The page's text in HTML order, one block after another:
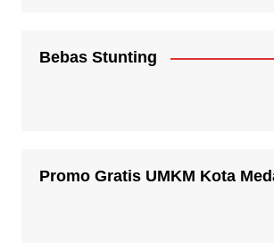
Bebas Stunting
Promo Gratis UMKM Kota